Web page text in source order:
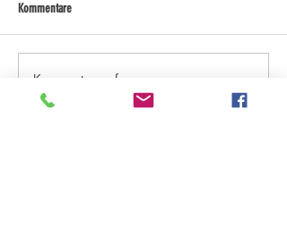
Kommentare
Kommentar verfassen...